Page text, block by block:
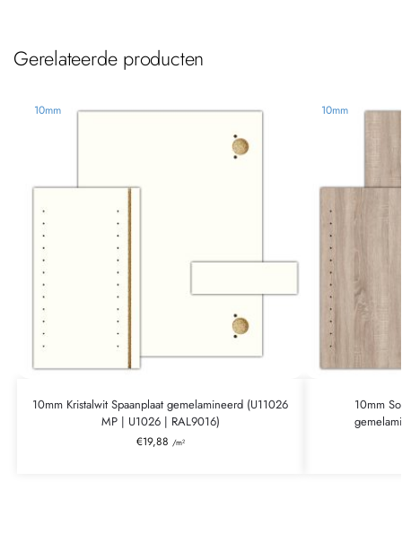
Gerelateerde producten
10mm
10mm Kristalwit Spaanplaat gemelamineerd (U11026
MP | U1026 | RAL9016)
€19,88 /m²
10mm
10mm